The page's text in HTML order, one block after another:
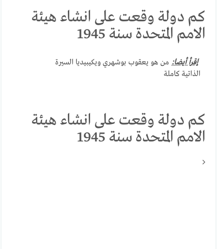
كم دولة وقعت على انشاء هيئة
الامم المتحدة سنة 1945
إقرأ أيضا: من هو يعقوب بوشهري ويكيبيديا السيرة
الذاتية كاملة
كم دولة وقعت على انشاء هيئة
الامم المتحدة سنة 1945